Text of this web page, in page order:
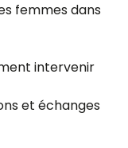
femmes dans
intervenir
et échanges